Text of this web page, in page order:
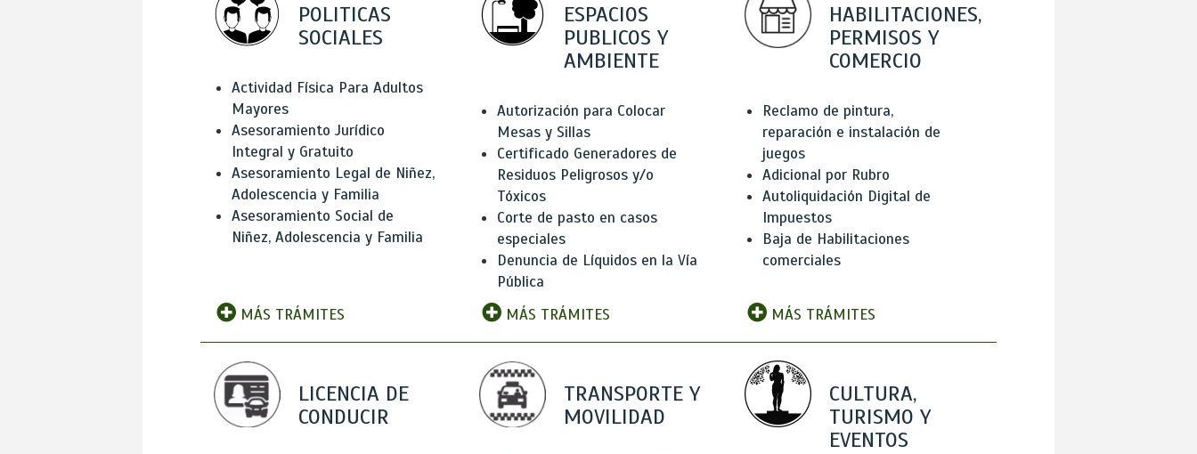
POLITICAS
SOCIALES
Actividad Física Para Adultos
Mayores
Asesoramiento Jurídico
Integral y Gratuito
Asesoramiento Legal de Niñez,
Adolescencia y Familia
Asesoramiento Social de
Niñez, Adolescencia y Familia
MÁS TRÁMITES
ESPACIOS
PUBLICOS Y
AMBIENTE
Autorización para Colocar
Mesas y Sillas
Certificado Generadores de
Residuos Peligrosos y/o
Tóxicos
Corte de pasto en casos
especiales
Denuncia de Líquidos en la Vía
Pública
MÁS TRÁMITES
HABILITACIONES,
PERMISOS Y
COMERCIO
Reclamo de pintura,
reparación e instalación de
juegos
Adicional por Rubro
Autoliquidación Digital de
Impuestos
Baja de Habilitaciones
comerciales
MÁS TRÁMITES
LICENCIA DE
CONDUCIR
TRANSPORTE Y
MOVILIDAD
CULTURA,
TURISMO Y
EVENTOS